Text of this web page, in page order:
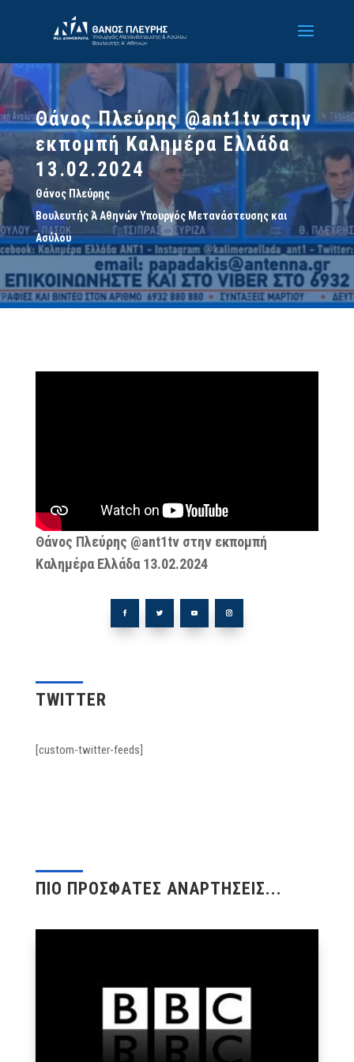
Θάνος Πλεύρης @ant1tv στην
εκπομπή Καλημέρα Ελλάδα
13.02.2024
Θάνος Πλεύρης
Βουλευτής Ά Αθηνών Υπουργός Μετανάστευσης και
Ασύλου
Θάνος Πλεύρης @ant1tv στην εκπομπή
Καλημέρα Ελλάδα 13.02.2024
TWITTER
[custom-twitter-feeds]
ΠΙΟ ΠΡΟΣΦΑΤΕΣ ΑΝΑΡΤΗΣΕΙΣ...